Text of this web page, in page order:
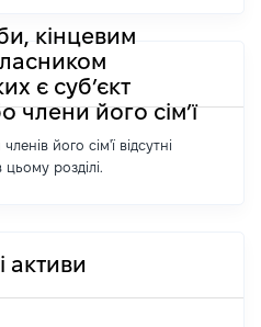
кінцевим
є суб’єкт
члени його сім’ї
його сім'ї відсутні
розділі.
активи